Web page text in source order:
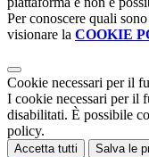
Per conoscere quali
visionare la COOKIE
Cookie necessari per il
I cookie necessari per il
disabilitati. È possibile
policy.
Accetta tutti Salva le